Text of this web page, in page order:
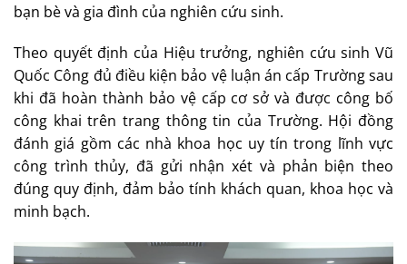
bạn bè và gia đình của nghiên cứu sinh.
Theo quyết định của Hiệu trưởng, nghiên cứu sinh Vũ
Quốc Công đủ điều kiện bảo vệ luận án cấp Trường sau
khi đã hoàn thành bảo vệ cấp cơ sở và được công bố
công khai trên trang thông tin của Trường. Hội đồng
đánh giá gồm các nhà khoa học uy tín trong lĩnh vực
công trình thủy, đã gửi nhận xét và phản biện theo
đúng quy định, đảm bảo tính khách quan, khoa học và
minh bạch.